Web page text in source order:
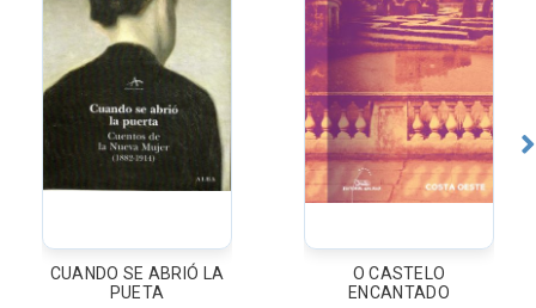
CUANDO SE ABRIÓ LA
PUETA
O CASTELO
ENCANTADO